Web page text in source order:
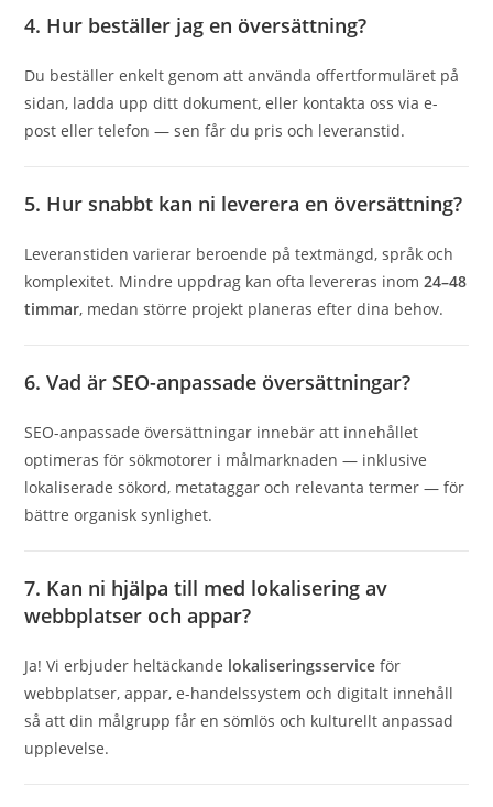
4. Hur beställer jag en översättning?
Du beställer enkelt genom att använda offertformuläret på
sidan, ladda upp ditt dokument, eller kontakta oss via e-
post eller telefon — sen får du pris och leveranstid.
5. Hur snabbt kan ni leverera en översättning?
Leveranstiden varierar beroende på textmängd, språk och
komplexitet. Mindre uppdrag kan ofta levereras inom24–48
timmar, medan större projekt planeras efter dina behov.
6. Vad är SEO-anpassade översättningar?
SEO-anpassade översättningar innebär att innehållet
optimeras för sökmotorer i målmarknaden — inklusive
lokaliserade sökord, metataggar och relevanta termer — för
bättre organisk synlighet.
7. Kan ni hjälpa till med lokalisering av
webbplatser och appar?
Ja! Vi erbjuder heltäckande lokaliseringsservice för
webbplatser, appar, e-handelssystem och digitalt innehåll
så att din målgrupp får en sömlös och kulturellt anpassad
upplevelse.